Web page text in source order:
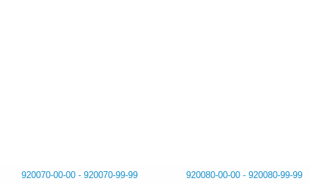
920070-00-00 - 920070-99-99
920080-00-00 - 920080-99-99